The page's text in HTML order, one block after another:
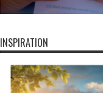
INSPIRATION